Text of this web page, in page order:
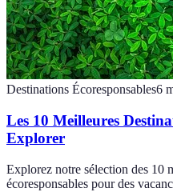
Destinations Écoresponsables6
Les 10 Meilleures
Explorer
Explorez notre sélection des 10
écoresponsables pour des